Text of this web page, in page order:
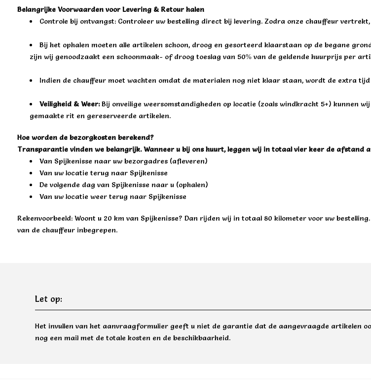
Belangrijke Voorwaarden voor Levering & Retour halen
Controle bij ontvangst: Controleer uw bestelling direct bij levering. Zodra onze chauffeur
Bij het ophalen moeten alle artikelen schoon, droog en gesorteerd klaarstaan op de begane
zijn wij genoodzaakt een schoonmaak- of droog toeslag van 50% van de geldende huurprijs per
Indien de chauffeur moet wachten omdat de materialen nog niet klaar staan, wordt de extra
Veiligheid & Weer:Bij onveilige weersomstandigheden op locatie (zoals windkracht 5+) kunnen
gemaakte rit en gereserveerde artikelen.
Hoe worden de bezorgkosten berekend?
Transparantie vinden we belangrijk. Wanneer u bij ons huurt, leggen wij in totaal vier keer de afstand
Van Spijkenisse naar uw bezorgadres (afleveren)
Van uw locatie terug naar Spijkenisse
De volgende dag van Spijkenisse naar u (ophalen)
Van uw locatie weer terug naar Spijkenisse
Rekenvoorbeeld: Woont u 20 km van Spijkenisse? Dan rijden wij in totaal 80 kilometer voor uw
van de chauffeur inbegrepen.
Let op:
Het invullen van het aanvraagformulier geeft u niet de garantie dat de aangevraagde artikelen
nog een mail met de totale kosten en de beschikbaarheid.